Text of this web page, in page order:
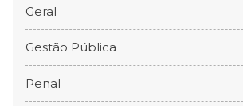
Geral
Gestão Pública
Penal